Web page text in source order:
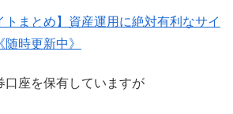
トまとめ】資産運用に絶対有利なサイ
時更新中》
口座を保有していますが